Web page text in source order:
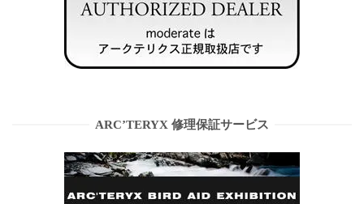
ARC’TERYX 修理保証サービス